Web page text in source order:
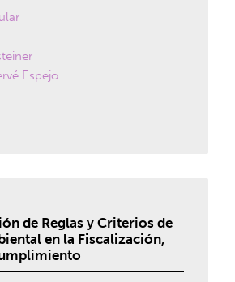
Espejo
de Reglas y Criterios de
en la Fiscalización,